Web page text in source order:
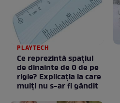
PLAYTECH
Ce reprezintă spaţiul
de dinainte de 0 de pe
rigle? Explicaţia la care
mulţi nu s-ar fi gândit